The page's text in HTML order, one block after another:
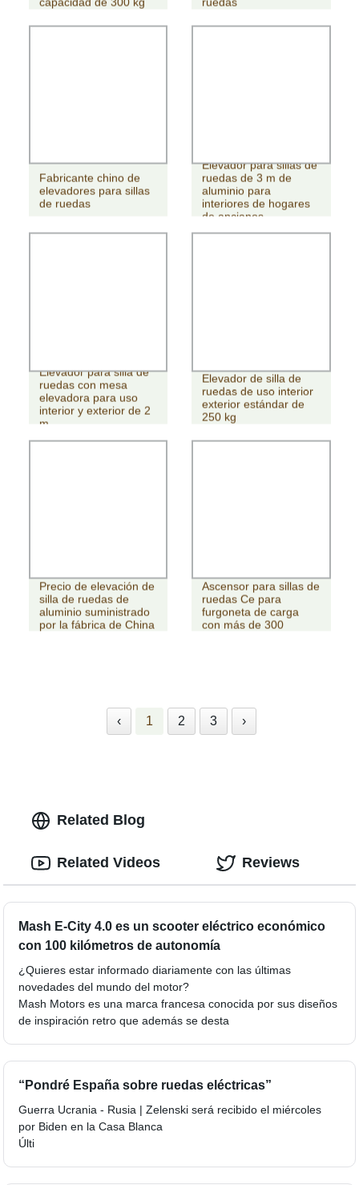
Fabricante chino de
elevadores para sillas
de ruedas
Elevador para sillas de
ruedas de 3 m de
aluminio para
interiores de hogares
de ancianos
Elevador para silla de
ruedas con mesa
elevadora para uso
interior y exterior de 2
m
Elevador de silla de
ruedas de uso interior
exterior estándar de
250 kg
Precio de elevación de
silla de ruedas de
aluminio suministrado
por la fábrica de China
Ascensor para sillas de
ruedas Ce para
furgoneta de carga
con más de 300
‹ 1 2 3 ›
Related Blog
Mash E-City 4.0 es un scooter eléctrico económico
con 100 kilómetros de autonomía
¿Quieres estar informado diariamente con las últimas
novedades del mundo del motor?
Mash Motors es una marca francesa conocida por sus diseños
de inspiración retro que además se desta
“Pondré España sobre ruedas eléctricas”
Guerra Ucrania - Rusia | Zelenski será recibido el miércoles
por Biden en la Casa Blanca
Últi
Related Videos Reviews